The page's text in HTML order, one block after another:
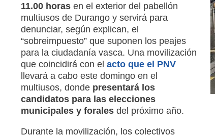
11.00 horasen el exterior del pabellón
multiusos de Durango y servirá para
denunciar, según explican, el
“sobreimpuesto” que suponen los peajes
para la ciudadanía vasca. Una movilización
que coincidirá con el acto que el PNV
llevará a cabo este domingo en el
multiusos, donde presentará los
candidatos para las elecciones
municipales y foralesdel próximo año.
Durante la movilización, los colectivos